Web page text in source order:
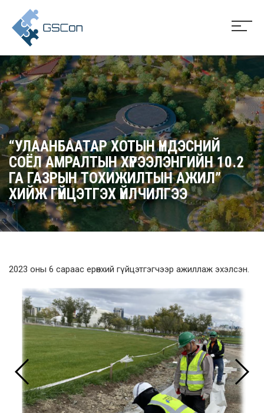
“УЛААНБААТАР ХОТЫН ҮНДЭСНИЙ
СОЁЛ АМРАЛТЫН ХҮРЭЭЛЭНГИЙН 10.2
ГА ГАЗРЫН ТОХИЖИЛТЫН АЖИЛ”
ХИЙЖ ГҮЙЦЭТГЭХ ҮЙЛЧИЛГЭЭ
2023 оны 6 сараас ерөнхий гүйцэтгэгчээр ажиллаж эхэлсэн.